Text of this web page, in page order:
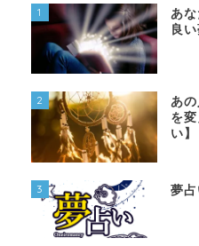
1
あ
良
2
あ
を
い】
3 夢